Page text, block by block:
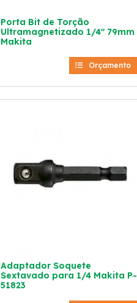
Porta Bit de Torção
Ultramagnetizado 1/4″ 79mm
Makita
Orçamento
Adaptador Soquete
Sextavado para 1/4 Makita P-
51823